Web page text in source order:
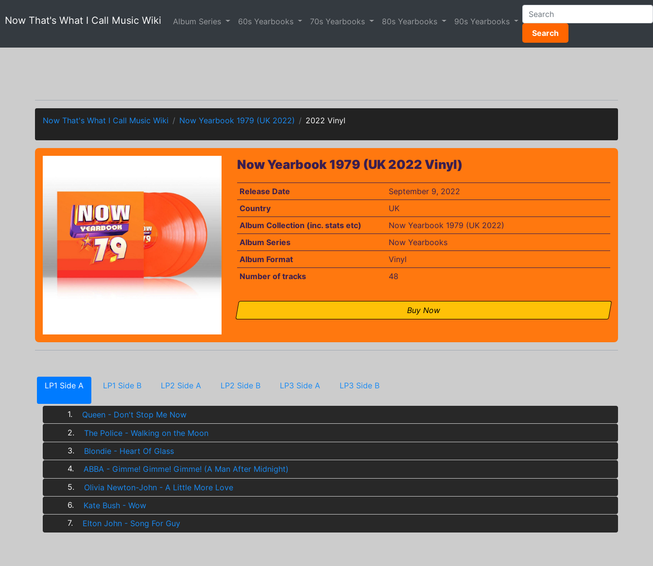
Now That's What I Call Music Wiki Album Series 60s Yearbooks 70s Yearbooks 80s Yearbooks
90s Yearbooks
Search
Now That's What I Call Music Wiki Now Yearbook 1979 (UK 2022) 2022 Vinyl
Now Yearbook 1979 (UK 2022 Vinyl)
Release Date
September 9, 2022
Country
UK
Album Collection (inc. stats etc)
Now Yearbook 1979 (UK 2022)
Album Series
Now Yearbooks
Album Format
Vinyl
Number of tracks
48
Buy Now
LP1 Side A LP1 Side B LP2 Side A LP2 Side B LP3 Side A LP3 Side B
1.
Queen - Don't Stop Me Now
2.
The Police - Walking on the Moon
3.
Blondie - Heart Of Glass
4.
ABBA - Gimme! Gimme! Gimme! (A Man After Midnight)
5.
Olivia Newton-John - A Little More Love
6.
Kate Bush - Wow
7.
Elton John - Song For Guy